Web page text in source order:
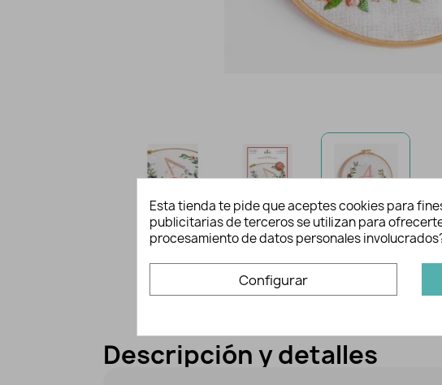
Descripción y detalles
Esta tienda te pide que aceptes cookies para
publicitarias de terceros se utilizan para
procesamiento de datos personales
Configurar